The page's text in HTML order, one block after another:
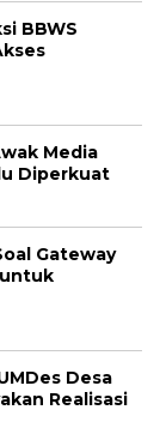
BBWS
Media
Diperkuat
Gateway
Desa
Realisasi